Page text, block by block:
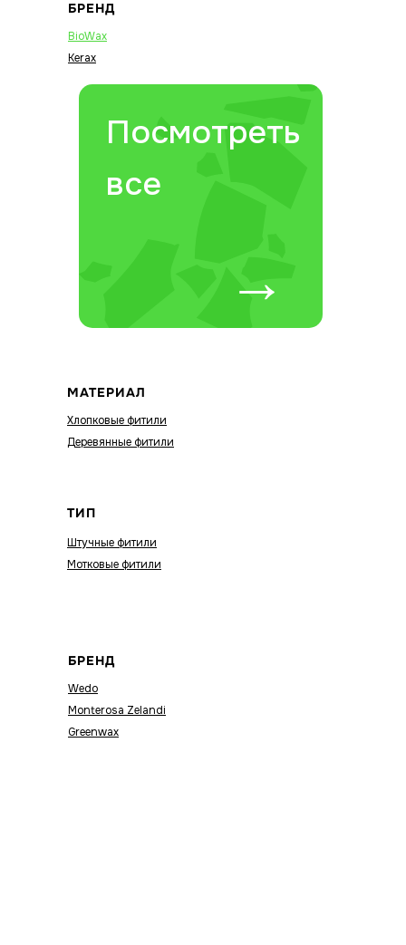
БРЕНД
BioWax
Kerax
Посмотреть
все
→
МАТЕРИАЛ
Хлопковые фитили
Деревянные фитили
ТИП
Штучные фитили
Мотковые фитили
БРЕНД
Wedo
Monterosa Zelandi
Greenwax